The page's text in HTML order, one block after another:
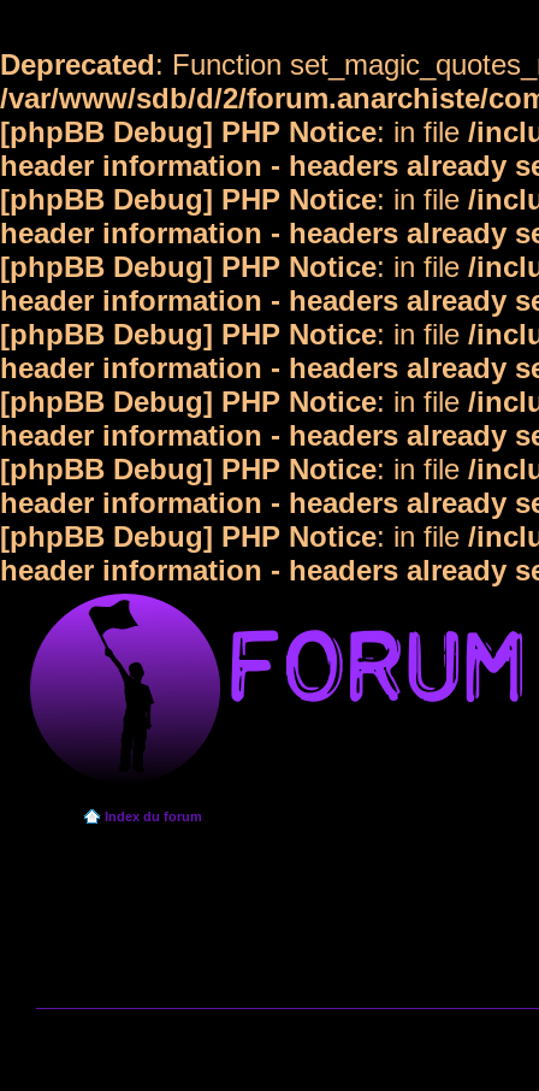
Deprecated: Function
/var/www/sdb/d/2/forum.anarchiste/
[phpBB Debug] PHP Notice: in file /
header information - headers already
[phpBB Debug] PHP Notice: in file /
header information - headers already
[phpBB Debug] PHP Notice: in file /
header information - headers already
[phpBB Debug] PHP Notice: in file /
header information - headers already
[phpBB Debug] PHP Notice: in file /
header information - headers already
[phpBB Debug] PHP Notice: in file /
header information - headers already
[phpBB Debug] PHP Notice: in file /
header information - headers already
Index du forum